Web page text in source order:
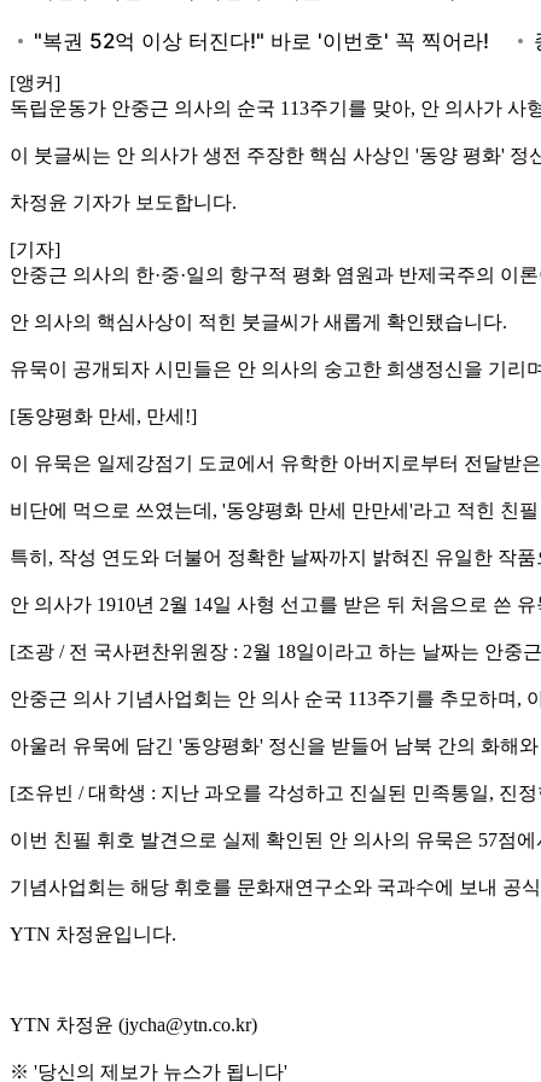
[앵커]
독립운동가 안중근 의사의 순국 113주기를 맞아, 안 의사가
이 붓글씨는 안 의사가 생전 주장한 핵심 사상인 '동양 평화'
차정윤 기자가 보도합니다.
[기자]
안중근 의사의 한·중·일의 항구적 평화 염원과 반제국주의 이
안 의사의 핵심사상이 적힌 붓글씨가 새롭게 확인됐습니다.
유묵이 공개되자 시민들은 안 의사의 숭고한 희생정신을 기리
[동양평화 만세, 만세!]
이 유묵은 일제강점기 도쿄에서 유학한 아버지로부터 전달받
비단에 먹으로 쓰였는데, '동양평화 만세 만만세'라고 적힌 친
특히, 작성 연도와 더불어 정확한 날짜까지 밝혀진 유일한 작품
안 의사가 1910년 2월 14일 사형 선고를 받은 뒤 처음으로 쓴
[조광 / 전 국사편찬위원장 : 2월 18일이라고 하는 날짜는 안
안중근 의사 기념사업회는 안 의사 순국 113주기를 추모하며,
아울러 유묵에 담긴 '동양평화' 정신을 받들어 남북 간의 화해
[조유빈 / 대학생 : 지난 과오를 각성하고 진실된 민족통일, 진
이번 친필 휘호 발견으로 실제 확인된 안 의사의 유묵은 57점
기념사업회는 해당 휘호를 문화재연구소와 국과수에 보내 공
YTN 차정윤입니다.
YTN 차정윤 (jycha@ytn.co.kr)
※ '당신의 제보가 뉴스가 됩니다'